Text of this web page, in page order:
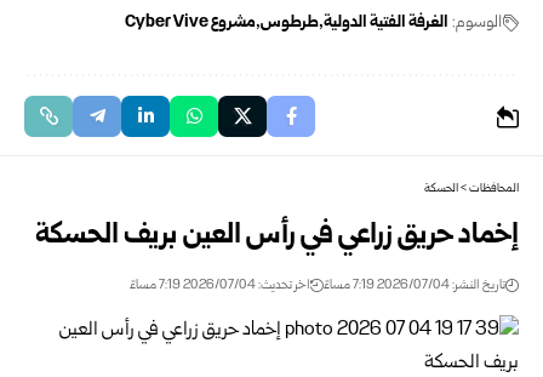
الوسوم: الغرفة الفتية الدولية طرطوس مشروع Cyber Vive‏
المحافظات>الحسكة
إخماد حريق زراعي في رأس العين بريف الحسكة
تاريخ النشر: 2026/07/04 7:19 مساءً اخر تحديث: 2026/07/04 7:19 مساءً